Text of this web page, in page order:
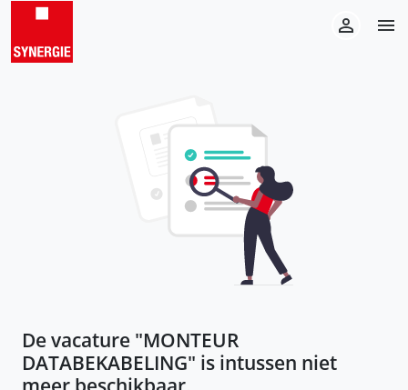
De vacature "MONTEUR
DATABEKABELING" is intussen niet